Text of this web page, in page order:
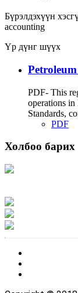
Бүрэлдэхүүн
accounting
Үр дүнг шүүх
PDF- This
operations
Standards,
PDF
Холбоо барих